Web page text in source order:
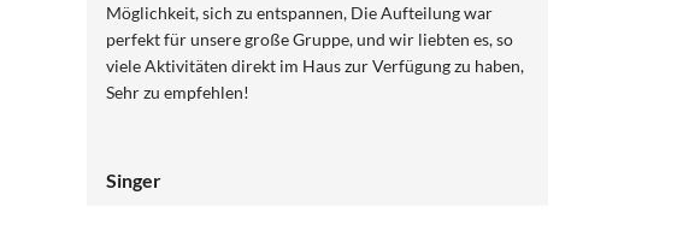
Möglichkeit, sich zu entspannen, Die Aufteilung war
perfekt für unsere große Gruppe, und wir liebten es, so
viele Aktivitäten direkt im Haus zur Verfügung zu haben,
Sehr zu empfehlen!
Singer